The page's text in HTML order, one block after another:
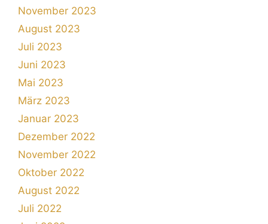
November 2023
August 2023
Juli 2023
Juni 2023
Mai 2023
März 2023
Januar 2023
Dezember 2022
November 2022
Oktober 2022
August 2022
Juli 2022